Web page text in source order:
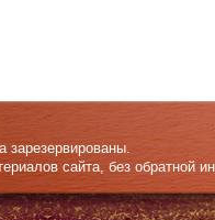
зарезервированы.
сайта, без обратной